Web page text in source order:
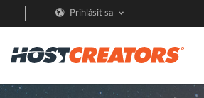
Prihlásiť sa